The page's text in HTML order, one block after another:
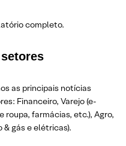
completo.
as principais notícias
es: Financeiro, Varejo(e-
roupa, farmácias, etc.), Agro,
& gás e elétricas).